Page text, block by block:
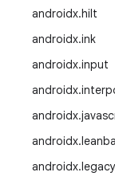
androidx.hilt
androidx.ink
androidx.input
androidx.
androidx.
androidx.
androidx.legacy